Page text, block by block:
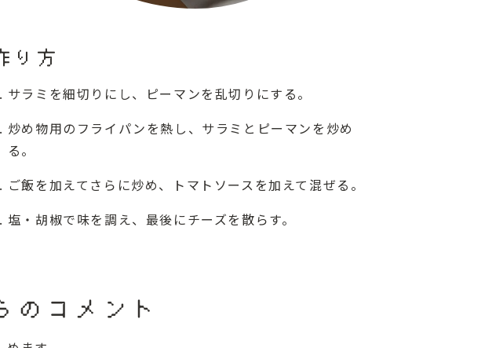
り方
サラミを細切りにし、ピーマンを乱切りにする。
炒め物用のフライパンを熱し、サラミとピーマンを炒め
る。
ご飯を加えてさらに炒め、トマトソースを加えて混ぜる。
塩・胡椒で味を調え、最後にチーズを散らす。
のコメント